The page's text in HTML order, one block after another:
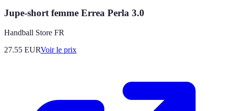
Jupe-short femme Errea Perla 3.0
Handball Store FR
27.55 EURVoir le prix